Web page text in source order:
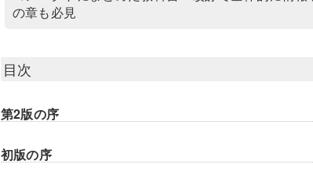
の章も必見
目次
第2版の序
初版の序